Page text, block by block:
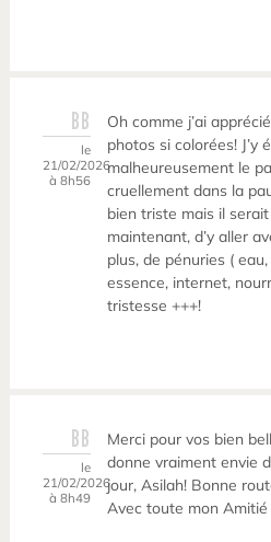
BB
le
21/02/2026
à 8h56
Oh comme j’ai
photos si colorées! J’y
malheureusement le
cruellement dans la
bien triste mais il
maintenant, d’y aller
plus, de pénuries (
essence, internet,
tristesse +++!
BB
le
21/02/2026
à 8h49
Merci pour vos bien
donne vraiment envie
jour, Asilah! Bonne
Avec toute mon Amitié